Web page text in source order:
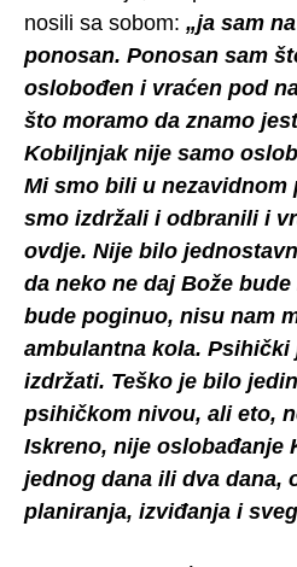
nosili sa sobom: „ja sam
ponosan. Ponosan sam
oslobođen i vraćen pod
što moramo da znamo
Kobiljnjak nije samo
Mi smo bili u nezavidnom
smo izdržali i odbranili i
ovdje. Nije bilo
da neko ne daj Bože
bude poginuo, nisu nam
ambulantna kola.
izdržati. Teško je bilo
psihičkom nivou, ali eto,
Iskreno, nije oslobađanje
jednog dana ili dva dana,
planiranja, izviđanja i